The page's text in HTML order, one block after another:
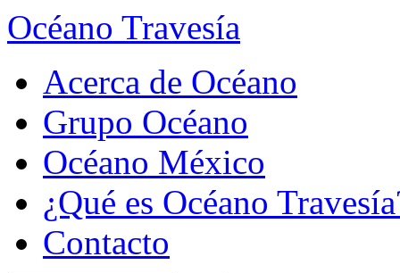
Océano Travesía
Acerca de Océano
Grupo Océano
Océano México
¿Qué es Océano
Contacto